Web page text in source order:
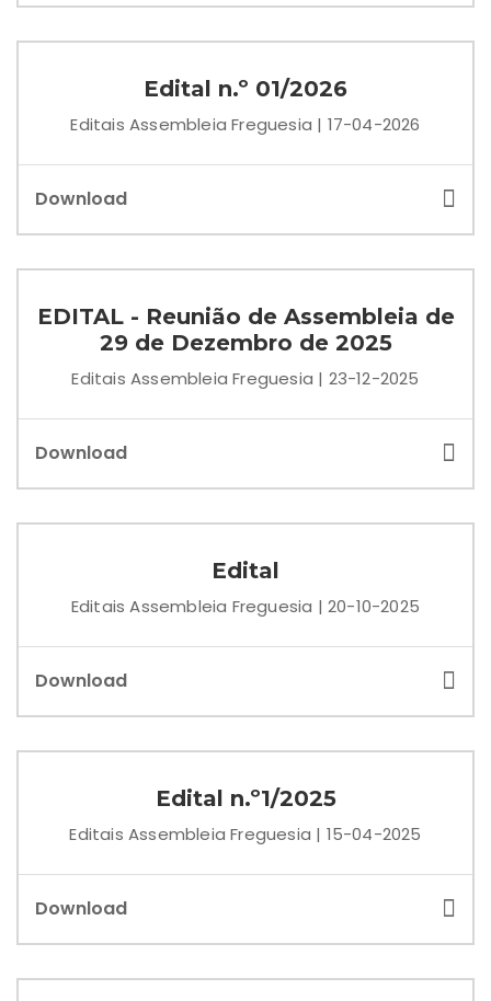
Edital n.º 01/2026
Editais Assembleia Freguesia | 17-04-2026
Download
EDITAL - Reunião de Assembleia de
29 de Dezembro de 2025
Editais Assembleia Freguesia | 23-12-2025
Download
Edital
Editais Assembleia Freguesia | 20-10-2025
Download
Edital n.º1/2025
Editais Assembleia Freguesia | 15-04-2025
Download